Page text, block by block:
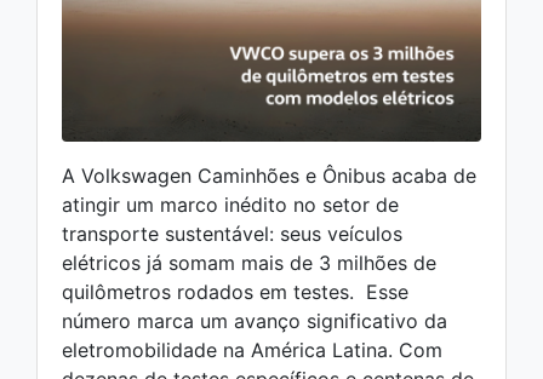
A Volkswagen Caminhões e Ônibus acaba de
atingir um marco inédito no setor de
transporte sustentável: seus veículos
elétricos já somam mais de 3 milhões de
quilômetros rodados em testes. Esse
número marca um avanço significativo da
eletromobilidade na América Latina. Com